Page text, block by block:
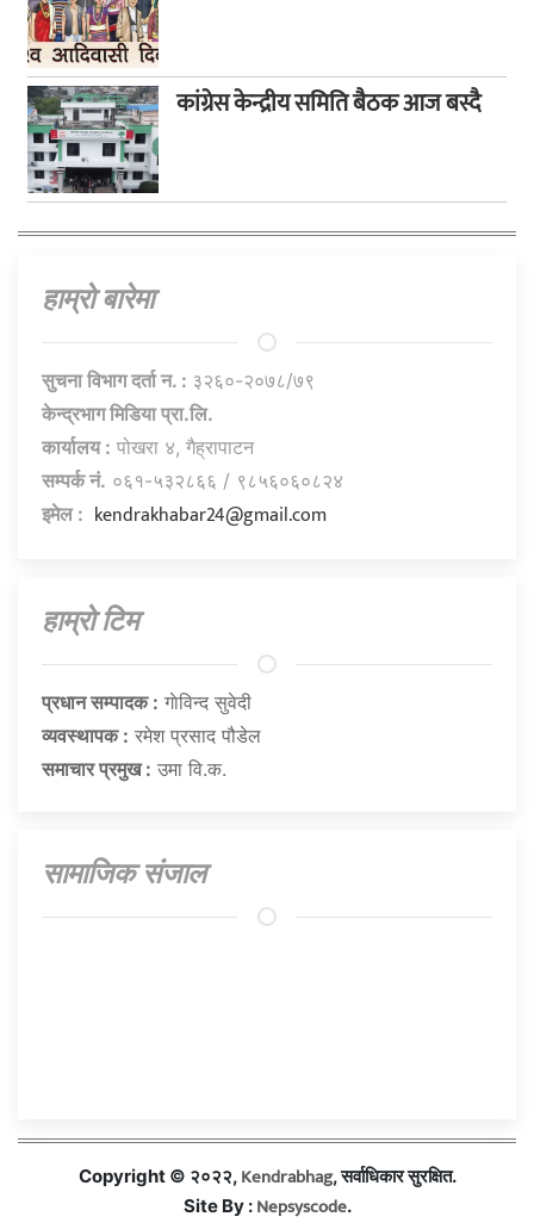
कांग्रेस केन्द्रीय समिति बैठक आज बस्दै
हाम्राे बारेमा
सुचना विभाग दर्ता न. : ३२६०-२०७८/७९
केन्द्रभाग मिडिया प्रा.लि.
कार्यालय : पोखरा ४, गैह्रापाटन
सम्पर्क नं. ०६१-५३२८६६ / ९८५६०६०८२४
इमेल : kendrakhabar24@gmail.com
हाम्राे टिम
प्रधान सम्पादक : गाेविन्द सुवेदी
व्यवस्थापक : रमेश प्रसाद पौडेल
समाचार प्रमुख : उमा वि.क.
सामाजिक संजाल
Copyright © २०२२, Kendrabhag, सर्वाधिकार सुरक्षित.
Site By : Nepsyscode.